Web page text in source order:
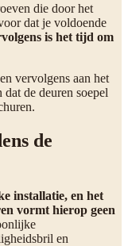
die door het
dat je voldoende
is het tijd om
vervolgens aan het
de deuren soepel
de
installatie, en het
vormt hierop geen
en